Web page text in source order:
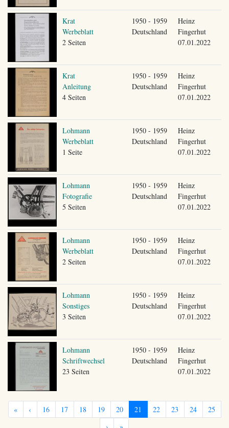
Krat
Werbeblatt
2 Seiten
1950 - 1959
Deutschland
Heinz
Fingerhut
07.01.2022
Krat
Anleitung
4 Seiten
1950 - 1959
Deutschland
Heinz
Fingerhut
07.01.2022
Lohmann
Werbeblatt
1 Seite
1950 - 1959
Deutschland
Heinz
Fingerhut
07.01.2022
Lohmann
Fotografie
5 Seiten
1950 - 1959
Deutschland
Heinz
Fingerhut
07.01.2022
Lohmann
Werbeblatt
2 Seiten
1950 - 1959
Deutschland
Heinz
Fingerhut
07.01.2022
Lohmann
Sonstiges
3 Seiten
1950 - 1959
Deutschland
Heinz
Fingerhut
07.01.2022
Lohmann
Schriftwechsel
23 Seiten
1950 - 1959
Deutschland
Heinz
Fingerhut
07.01.2022
« ‹ 16 17 18 19 20 21 22 23 24
25
›
»